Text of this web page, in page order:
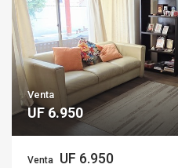
Venta
UF 6.950
Venta UF 6.950